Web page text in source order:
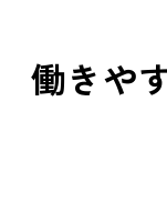
働きや